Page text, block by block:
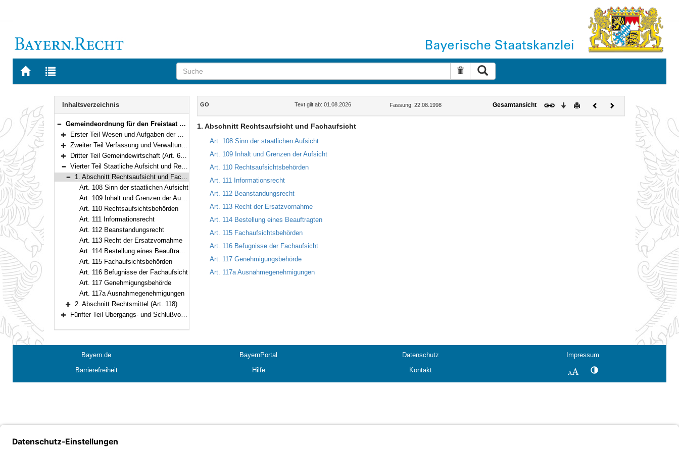
Zur
BAYERN.RECHT
Zur
letzten
Suche zurücksetzen
Navigation
Inhaltsverzeichnis
Bereich reduzieren
Gemeindeordnung für den Freistaat Bayern (Gemeindeordnung – GO) in der Fassung der Bekanntmachung vom 22. August 1998 (GVBl. S. 796) BayRS 2020-1-1-I (Art. 1–122)
Bereich erweitern
Erster Teil Wesen und Aufgaben der Gemeinde (Art. 1–28)
Bereich erweitern
Zweiter Teil Verfassung und Verwaltung der Gemeinde (Art. 29–60a)
Bereich erweitern
Dritter Teil Gemeindewirtschaft (Art. 61–107)
Bereich reduzieren
Vierter Teil Staatliche Aufsicht und Rechtsmittel (Art. 108–118)
Bereich reduzieren
1. Abschnitt Rechtsaufsicht und Fachaufsicht (Art. 108–117a)
Art. 108 Sinn der staatlichen Aufsicht
Art. 109 Inhalt und Grenzen der Aufsicht
Art. 110 Rechtsaufsichtsbehörden
Art. 111 Informationsrecht
Art. 112 Beanstandungsrecht
Art. 113 Recht der Ersatzvornahme
Art. 114 Bestellung eines Beauftragten
Art. 115 Fachaufsichtsbehörden
Art. 116 Befugnisse der Fachaufsicht
Art. 117 Genehmigungsbehörde
Art. 117a Ausnahmegenehmigungen
Bereich erweitern
2. Abschnitt Rechtsmittel (Art. 118)
Fünfter Teil Übergangs- und Schlußvorschriften (Art. 119–122)
Inhalt
GO Text gilt ab: 01.08.2026 Fassung: 22.08.1998 Gesamtansicht Download
DruckenVorherigesNächstes
Dokument
1. Abschnitt Rechtsaufsicht und Fachaufsicht
Art. 108 Sinn der staatlichen Aufsicht
Art. 109 Inhalt und Grenzen der Aufsicht
Art. 110 Rechtsaufsichtsbehörden
Art. 111 Informationsrecht
Art. 112 Beanstandungsrecht
Art. 113 Recht der Ersatzvornahme
Art. 114 Bestellung eines Beauftragten
Art. 115 Fachaufsichtsbehörden
Art. 116 Befugnisse der Fachaufsicht
Art. 117 Genehmigungsbehörde
Art. 117a Ausnahmegenehmigungen
Bayern.de BayernPortal Datenschutz
Impressum
Barrierefreiheit
Hilfe Kontakt SchriftgrößeKontrastwechsel